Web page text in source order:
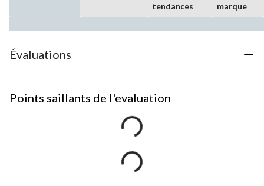
tendances
marque
Évaluations
Points saillants de l'evaluation